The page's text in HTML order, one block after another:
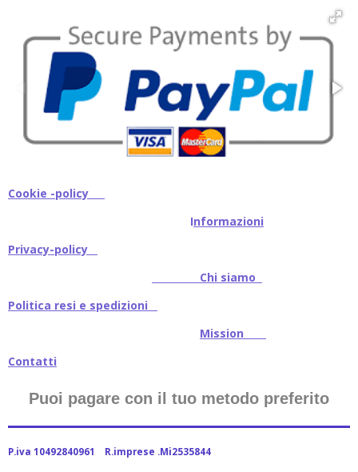
Cookie -policy
Informazioni
Privacy-policy
Chi siamo
Politica resi e spedizioni
Mission
Contatti
Puoi pagare con il tuo metodo preferito
P.iva 10492840961 R.imprese .Mi2535844